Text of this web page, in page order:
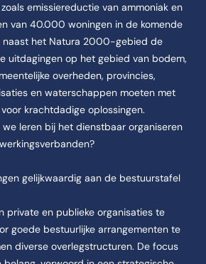
emissiereductie van ammoniak en
van 40.000 woningen in de komende
naast het Natura 2000-gebied de
uitdagingen op het gebied van bodem,
overheden, provincies,
en waterschappen moeten met
krachtdadige oplossingen.
we leren bij het dienstbaar organiseren
gelijkwaardig aan de bestuurstafel
private en publieke organisaties te
goede bestuurlijke arrangementen te
diverse overlegstructuren. De focus